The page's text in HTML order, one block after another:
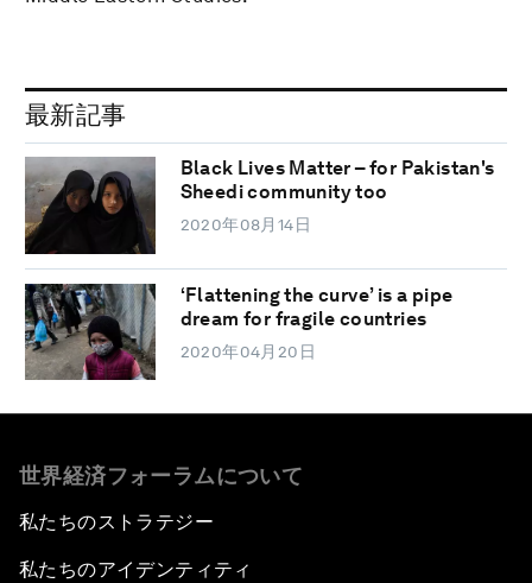
最新記事
Black Lives Matter – for Pakistan's
Sheedi community too
2020年08月14日
‘Flattening the curve’ is a pipe
dream for fragile countries
2020年04月20日
世界経済フォーラムについて
私たちのストラテジー
私たちのアイデンティティ